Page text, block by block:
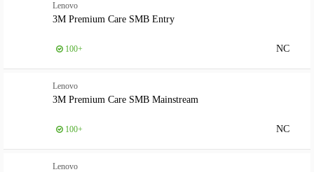
Lenovo
3M Premium Care SMB Entry
NC
100+
Lenovo
3M Premium Care SMB Mainstream
NC
100+
Lenovo